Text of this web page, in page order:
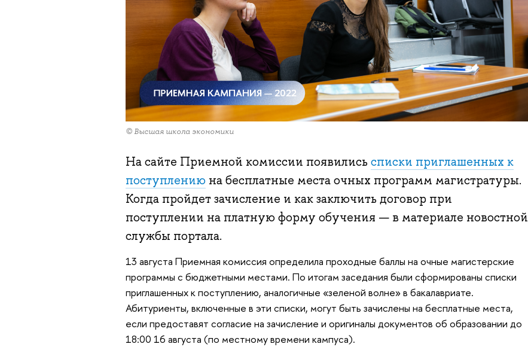
© Высшая школа экономики
На сайте Приемной комиссии появились списки приглашенных к
поступлениюна бесплатные места очных программ магистратуры.
Когда пройдет зачисление и как заключить договор при
поступлении на платную форму обучения — в материале новостной
службы портала.
13 августа Приемная комиссия определила проходные баллы на очные магистерские
программы с бюджетными местами. По итогам заседания были сформированы списки
приглашенных к поступлению, аналогичные «зеленой волне» в бакалавриате.
Абитуриенты, включенные в эти списки, могут быть зачислены на бесплатные места,
если предоставят согласие на зачисление и оригиналы документов об образовании до
18:00 16 августа (по местному времени кампуса).